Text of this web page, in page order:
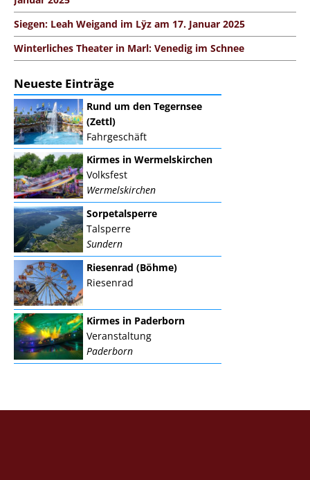
Siegen: Leah Weigand im Lÿz am 17. Januar 2025
Winterliches Theater in Marl: Venedig im Schnee
Neueste Einträge
Rund um den Tegernsee
(Zettl)
Fahrgeschäft
Kirmes in Wermelskirchen
Volksfest
Wermelskirchen
Sorpetalsperre
Talsperre
Sundern
Riesenrad (Böhme)
Riesenrad
Kirmes in Paderborn
Veranstaltung
Paderborn